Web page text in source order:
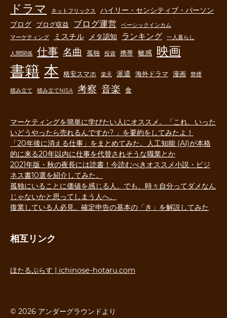
ドラマ ネットフリックス
ハイリー・センシティブ・パーソン
ブログ
ブログ収益 ブログ運営
ベーシックインカム
マーケティング
ミスチル メタ認知 ランキング 一人暮らし
人間関係 仕事 名曲 孤独 投資 携帯 敏感 映画
書籍 本 格安スマホ 楽天 派遣 海外ドラマ 漫画 禁煙
積み立て 積み立てNISA 考察 音楽 食
マーケティングを簡単に学びたい人にオススメ。「これ、いった
いどうやったら売れるんですか? 」を要約をしてみたよ！
「20年後に消える仕事」をまとめてみた。人工知能 (AI)が本格
的に来る20年以内に仕事を代替されそうな職業とか
2021年版・秋の夜長には読書！今読むべきオススメ小説・ビジ
ネス書10選を紹介してみた。
孤独にいることに価値を感じる人。でも、時々自分ってダメなん
じゃないかと思ってしまう人へ。
復業している人必見。確定申告の基本の「き」を解説してみた
相互リンク
ほたるぷらす | ichinose-hotaru.com
© 2026 アンダーグラウンドより